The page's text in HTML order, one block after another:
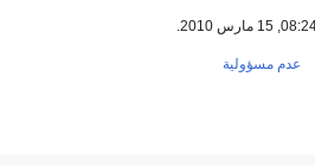
عدم مسؤولية